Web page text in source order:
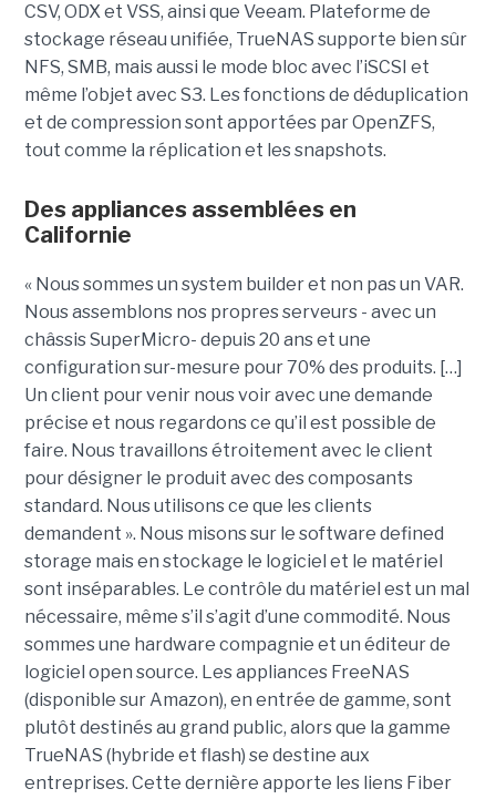
CSV, ODX et VSS, ainsi que Veeam. Plateforme de
stockage réseau unifiée, TrueNAS supporte bien sûr
NFS, SMB, mais aussi le mode bloc avec l’iSCSI et
même l’objet avec S3. Les fonctions de déduplication
et de compression sont apportées par OpenZFS,
tout comme la réplication et les snapshots.
Des appliances assemblées en
Californie
« Nous sommes un system builder et non pas un VAR.
Nous assemblons nos propres serveurs - avec un
châssis SuperMicro- depuis 20 ans et une
configuration sur-mesure pour 70% des produits. […]
Un client pour venir nous voir avec une demande
précise et nous regardons ce qu’il est possible de
faire. Nous travaillons étroitement avec le client
pour désigner le produit avec des composants
standard. Nous utilisons ce que les clients
demandent ». Nous misons sur le software defined
storage mais en stockage le logiciel et le matériel
sont inséparables. Le contrôle du matériel est un mal
nécessaire, même s’il s’agit d’une commodité. Nous
sommes une hardware compagnie et un éditeur de
logiciel open source. Les appliances FreeNAS
(disponible sur Amazon), en entrée de gamme, sont
plutôt destinés au grand public, alors que la gamme
TrueNAS (hybride et flash) se destine aux
entreprises. Cette dernière apporte les liens Fiber